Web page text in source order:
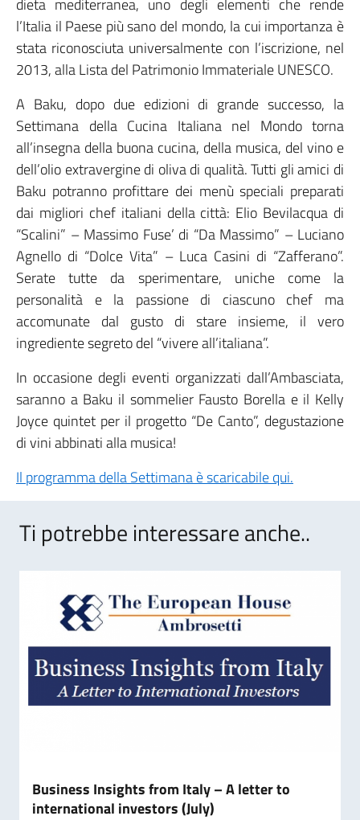
dieta mediterranea, uno degli elementi che rende
l’Italia il Paese più sano del mondo, la cui importanza è
stata riconosciuta universalmente con l’iscrizione, nel
2013, alla Lista del Patrimonio Immateriale UNESCO.
A Baku, dopo due edizioni di grande successo, la
Settimana della Cucina Italiana nel Mondo torna
all’insegna della buona cucina, della musica, del vino e
dell’olio extravergine di oliva di qualità. Tutti gli amici di
Baku potranno profittare dei menù speciali preparati
dai migliori chef italiani della città: Elio Bevilacqua di
“Scalini” – Massimo Fuse’ di “Da Massimo” – Luciano
Agnello di “Dolce Vita” – Luca Casini di “Zafferano”.
Serate tutte da sperimentare, uniche come la
personalità e la passione di ciascuno chef ma
accomunate dal gusto di stare insieme, il vero
ingrediente segreto del “vivere all’italiana”.
In occasione degli eventi organizzati dall’Ambasciata,
saranno a Baku il sommelier Fausto Borella e il Kelly
Joyce quintet per il progetto “De Canto”, degustazione
di vini abbinati alla musica!
Il programma della Settimana è scaricabile qui.
Ti potrebbe interessare anche..
Business Insights from Italy – A letter to
international investors (July)